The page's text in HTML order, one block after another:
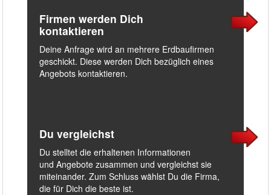
Firmen werden Dich
kontaktieren
Deine Anfrage wird an mehrere Erdbaufirmen
geschickt. Diese werden Dich bezüglich eines
Angebots kontaktieren.
Du vergleichst
Du stelltet die erhaltenen Informationen
und Angebote zusammen und vergleichst sie
miteinander. Zum Schluss wählst Du die Firma,
die für Dich die beste ist.